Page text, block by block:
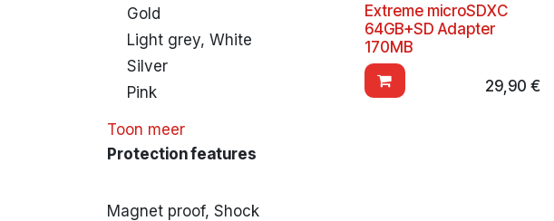
Gold
Light grey, White
Silver
Pink
Toon meer
Protection features
Magnet proof, Shock
Extreme microSDXC
64GB+SD Adapter
170MB
29,90 €